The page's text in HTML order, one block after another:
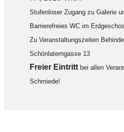
Stufenloser Zugang zu Galerie
Barrierefreies WC im
Zu Veranstaltungszeiten
Schönlaterngasse 13
Freier Eintritt bei allen
Schmiede!